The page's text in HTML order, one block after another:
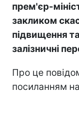
прем'єр-
закликом
підвищення
залізничні
Про це
посиланням